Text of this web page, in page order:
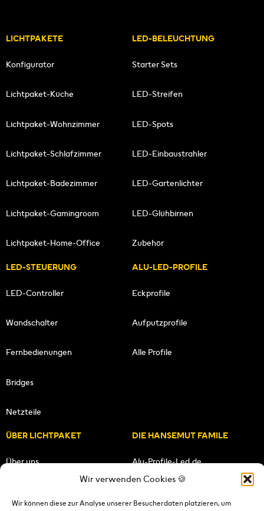
Wir verwenden Cookies 🍪
Wir können diese zur Analyse unserer Besucherdaten platzieren, um
LICHTPAKETE
Konfigurator
Lichtpaket-Küche
Lichtpaket-Wohnzimmer
Lichtpaket-Schlafzimmer
Lichtpaket-Badezimmer
Lichtpaket-Gamingroom
Lichtpaket-Home-Office
LED-BELEUCHTUNG
Starter Sets
LED-Streifen
LED-Spots
LED-Einbaustrahler
LED-Gartenlichter
LED-Glühbirnen
Zubehör
LED-STEUERUNG
LED-Controller
Wandschalter
Fernbedienungen
Bridges
Netzteile
ALU-LED-PROFILE
Eckprofile
Aufputzprofile
Alle Profile
ÜBER LICHTPAKET
Über uns
DIE HANSEMUT FAMILE
Alu-Profile-Led.de